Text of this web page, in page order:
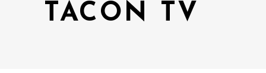
TACON TV